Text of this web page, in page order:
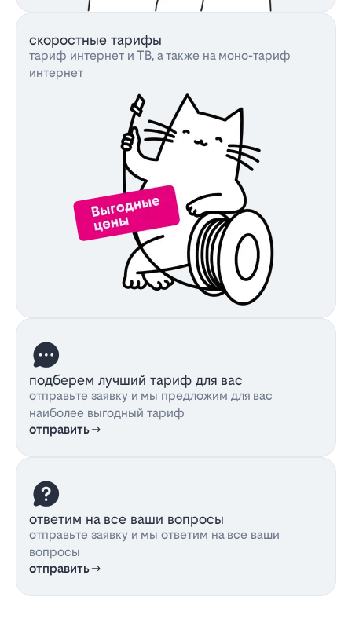
скоростные тарифы
тариф интернет и ТВ, а также на моно-тариф
интернет
подберем лучший тариф для вас
отправьте заявку и мы предложим для вас
наиболее выгодный тариф
отправить
ответим на все ваши вопросы
отправьте заявку и мы ответим на все ваши
вопросы
отправить